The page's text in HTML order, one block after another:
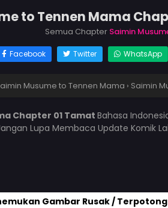
to Tennen Mama
Semua Chapter Saimin
Facebook Twitter WhatsApp
Musume to Tennen Mama › Saimin
Chapter 01 Tamat Bahasa
Lupa Membaca Update Komik
Gambar Rusak /